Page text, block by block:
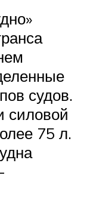
судов.
силовой
75 л.